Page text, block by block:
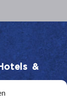
&
an